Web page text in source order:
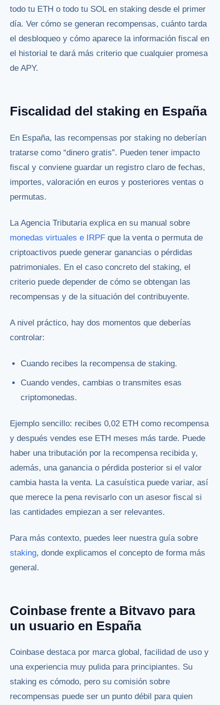
todo tu ETH o todo tu SOL en staking desde el primer
día. Ver cómo se generan recompensas, cuánto tarda
el desbloqueo y cómo aparece la información fiscal en
el historial te dará más criterio que cualquier promesa
de APY.
Fiscalidad del staking en España
En España, las recompensas por staking no deberían
tratarse como “dinero gratis”. Pueden tener impacto
fiscal y conviene guardar un registro claro de fechas,
importes, valoración en euros y posteriores ventas o
permutas.
La Agencia Tributaria explica en su manual sobre
monedas virtuales e IRPF que la venta o permuta de
criptoactivos puede generar ganancias o pérdidas
patrimoniales. En el caso concreto del staking, el
criterio puede depender de cómo se obtengan las
recompensas y de la situación del contribuyente.
A nivel práctico, hay dos momentos que deberías
controlar:
Cuando recibes la recompensa de staking.
Cuando vendes, cambias o transmites esas
criptomonedas.
Ejemplo sencillo: recibes 0,02 ETH como recompensa
y después vendes ese ETH meses más tarde. Puede
haber una tributación por la recompensa recibida y,
además, una ganancia o pérdida posterior si el valor
cambia hasta la venta. La casuística puede variar, así
que merece la pena revisarlo con un asesor fiscal si
las cantidades empiezan a ser relevantes.
Para más contexto, puedes leer nuestra guía sobre
staking, donde explicamos el concepto de forma más
general.
Coinbase frente a Bitvavo para
un usuario en España
Coinbase destaca por marca global, facilidad de uso y
una experiencia muy pulida para principiantes. Su
staking es cómodo, pero su comisión sobre
recompensas puede ser un punto débil para quien